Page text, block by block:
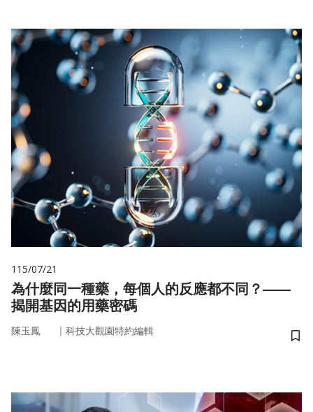
115/07/21
為什麼同一種藥，每個人的反應都不同？——
揭開基因的用藥密碼
陳玉鳳 ｜ 科技大觀園特約編輯
儲